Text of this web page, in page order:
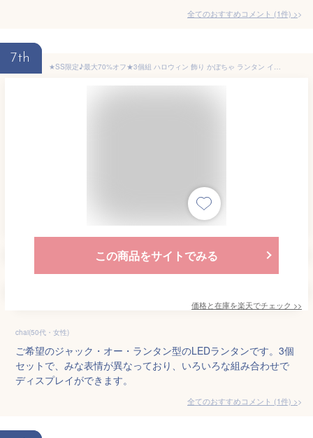
全てのおすすめコメント (1件) >
7th
★SS限定♪最大70%オフ★3個組 ハロウィン 飾り かぼちゃ ランタン イルミネーション ledライト コスプレ 子供 置物 オーナメント 玄関 屋外 パンプキンライト halloween 電飾 ボタン電池付き パーティーグッズ 寝室 照明 ハロウィーン パーティー イベント用
この商品をサイトでみる
価格と在庫を楽天でチェック >>
chai(50代・女性)
ご希望のジャック・オー・ランタン型のLEDランタンです。3個
セットで、みな表情が異なっており、いろいろな組み合わせで
ディスプレイができます。
全てのおすすめコメント (1件) >